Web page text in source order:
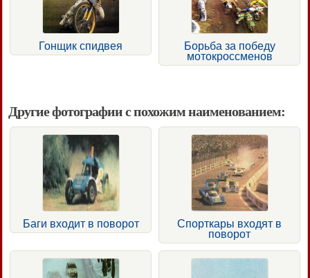
Гонщик спидвея
Борьба за победу
мотокроссменов
Другие фотографии с похожим наименованием:
Баги входит в поворот
Спорткары входят в
поворот